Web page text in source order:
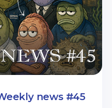
news #45